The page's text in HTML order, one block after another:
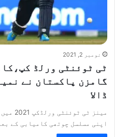
نومبر 2, 2021
ٹی ٹوئنٹی ورلڈ
گامزن پاکستان نے
ڈالا
مینز
اپنی مسلسل چوتھی کامیابی کے